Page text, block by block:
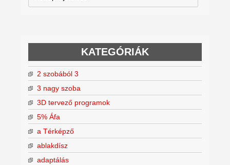
KATEGÓRIÁK
2 szobából 3
3 nagy szoba
3D tervező programok
5% Áfa
a Térképző
ablakdísz
adaptálás